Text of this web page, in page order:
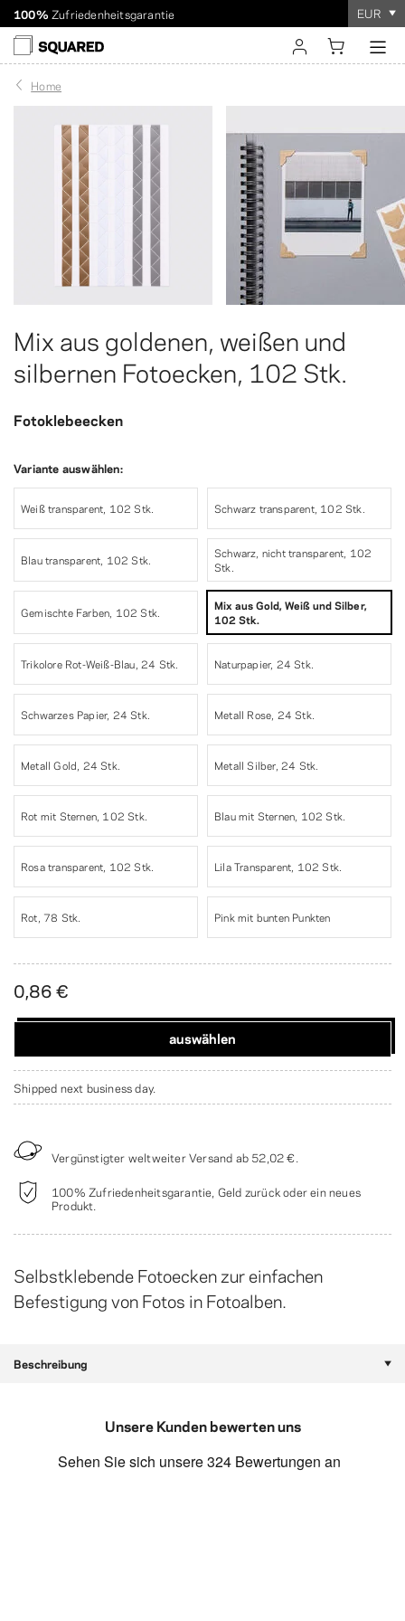
Weltweiter Versand. Versandrabatt ab 60 $
Die Bestellung dauert
100% Zufriedenheitsgarantie EUR
Home
Mix aus goldenen, weißen und
silbernen Fotoecken, 102 Stk.
Fotoklebeecken
Selbstklebende Fotoecken zur einfachen
Befestigung von Fotos in Fotoalben.
Variante auswählen:
Weiß transparent, 102 Stk. Schwarz transparent, 102 Stk.
Blau transparent, 102 Stk.
Schwarz, nicht transparent, 102
Stk.
Gemischte Farben, 102 Stk.
Mix aus Gold, Weiß und Silber,
102 Stk.
Trikolore Rot-Weiß-Blau, 24 Stk. Naturpapier, 24 Stk.
Schwarzes Papier, 24 Stk. Metall Rose, 24 Stk.
Metall Gold, 24 Stk. Metall Silber, 24 Stk.
Rot mit Sternen, 102 Stk. Blau mit Sternen, 102 Stk.
Rosa transparent, 102 Stk. Lila Transparent, 102 Stk.
Rot, 78 Stk. Pink mit bunten Punkten
0,86 €
auswählen
Shipped next business day.
Vergünstigter weltweiter Versand ab 52,02 €
100% Zufriedenheitsgarantie, Geld zurück oder ein neues
Produkt.
Beschreibung
Unsere Kunden bewerten uns